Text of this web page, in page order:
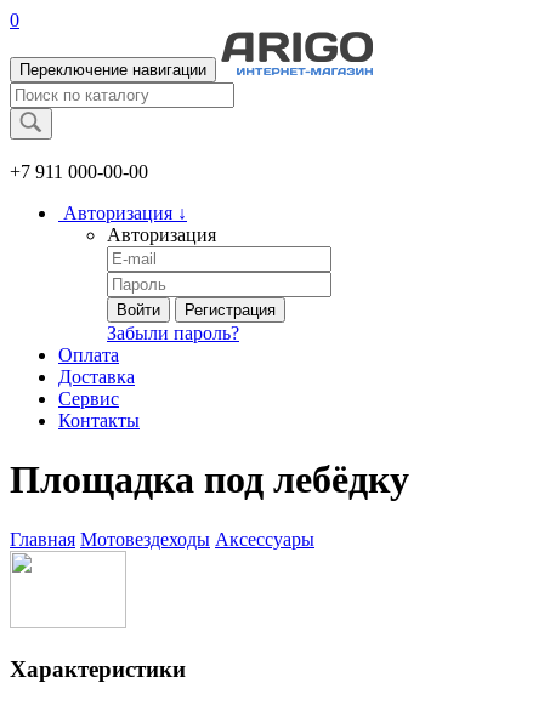
0
Переключение навигации
+7 911 000-00-00
Авторизация ↓
Авторизация
Войти Регистрация
Забыли пароль?
Оплата
Доставка
Сервис
Контакты
Площадка под лебёдку
Главная Мотовездеходы Аксессуары
Характеристики